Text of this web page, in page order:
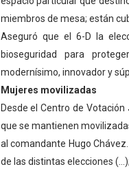
Fundecem
El Lactario
Plan
Iniciación
Expertos
miembros de mesa; están
Aseguró que el 6-D la
bioseguridad para
modernísimo, innovador y
Mujeres movilizadas
Desde el Centro de
que se mantienen
al comandante Hugo
de las distintas elecciones